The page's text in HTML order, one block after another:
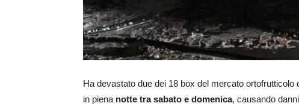
Ha devastato due dei 18 box del mercato
in piena notte tra sabato e domenica, causando